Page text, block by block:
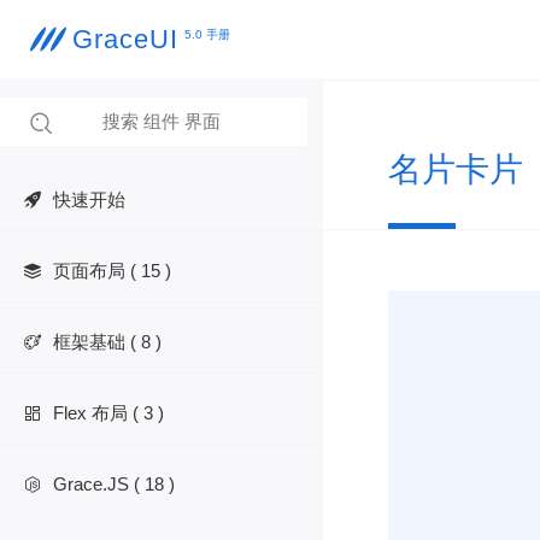
 GraceUI 5.0 手册

快速开始
 页面布局 ( 15 )
 框架基础 ( 8 )
 Flex 布局 ( 3 )
 Grace.JS ( 18 )
名片卡片